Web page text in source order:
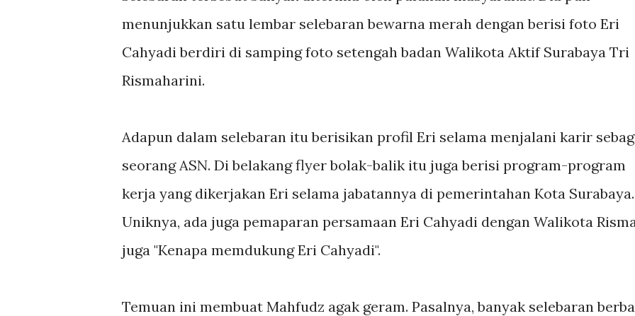
menunjukkan satu lembar selebaran bewarna merah dengan berisi foto Eri
Cahyadi berdiri di samping foto setengah badan Walikota Aktif Surabaya Tri
Rismaharini.
Adapun dalam selebaran itu berisikan profil Eri selama menjalani karir
seorang ASN. Di belakang flyer bolak-balik itu juga berisi program-program
kerja yang dikerjakan Eri selama jabatannya di pemerintahan Kota Surabaya.
Uniknya, ada juga pemaparan persamaan Eri Cahyadi dengan Walikota
juga "Kenapa memdukung Eri Cahyadi".
Temuan ini membuat Mahfudz agak geram. Pasalnya, banyak selebaran